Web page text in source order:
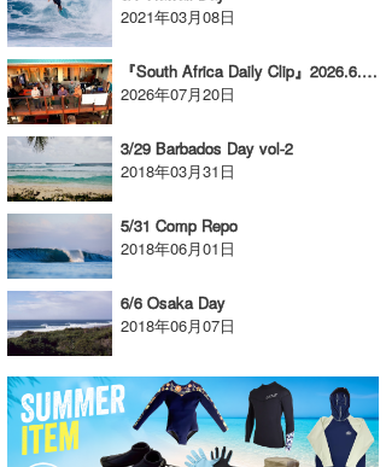
2021年03月08日
『South Africa Daily Clip』2026.6.29&30 @ South Africa
2026年07月20日
3/29 Barbados Day vol-2
2018年03月31日
5/31 Comp Repo
2018年06月01日
6/6 Osaka Day
2018年06月07日